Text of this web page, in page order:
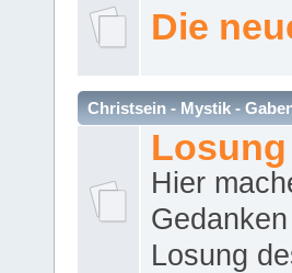
Die
Christsein - Mystik -
Losung
Hier
Losung